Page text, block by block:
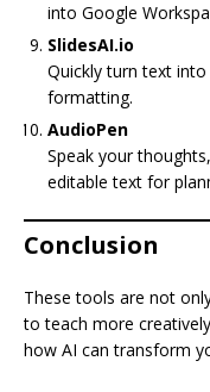
into Google
SlidesAI.io
Quickly turn text
formatting.
AudioPen
Speak your
editable text for
Conclusion
These tools are not
to teach more
how AI can transform